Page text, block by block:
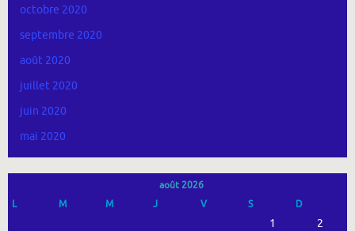
octobre 2020
septembre 2020
août 2020
juillet 2020
juin 2020
mai 2020
août 2026
L
M M J V S D
1 2